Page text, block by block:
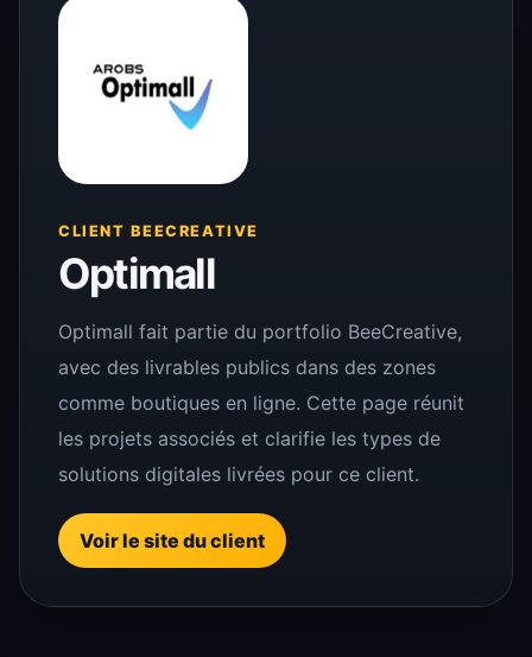
CLIENT BEECREATIVE
Optimall
Optimall fait partie du portfolio BeeCreative,
avec des livrables publics dans des zones
comme boutiques en ligne. Cette page réunit
les projets associés et clarifie les types de
solutions digitales livrées pour ce client.
Voir le site du client